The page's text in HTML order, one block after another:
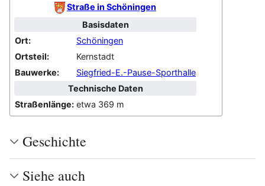
Straße in Schöningen
Basisdaten
Ort:
Schöningen
Ortsteil:
Kernstadt
Bauwerke:
Siegfried-E.-Pause-Sporthalle
Technische Daten
Straßenlänge: etwa 369 m
Geschichte
Siehe auch